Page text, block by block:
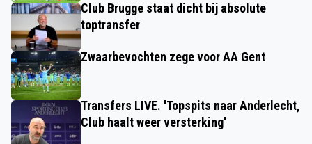
Club Brugge staat dicht bij absolute
toptransfer
Zwaarbevochten zege voor AA Gent
Transfers LIVE. 'Topspits naar Anderlecht,
Club haalt weer versterking'